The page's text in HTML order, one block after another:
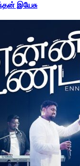
இயேசு